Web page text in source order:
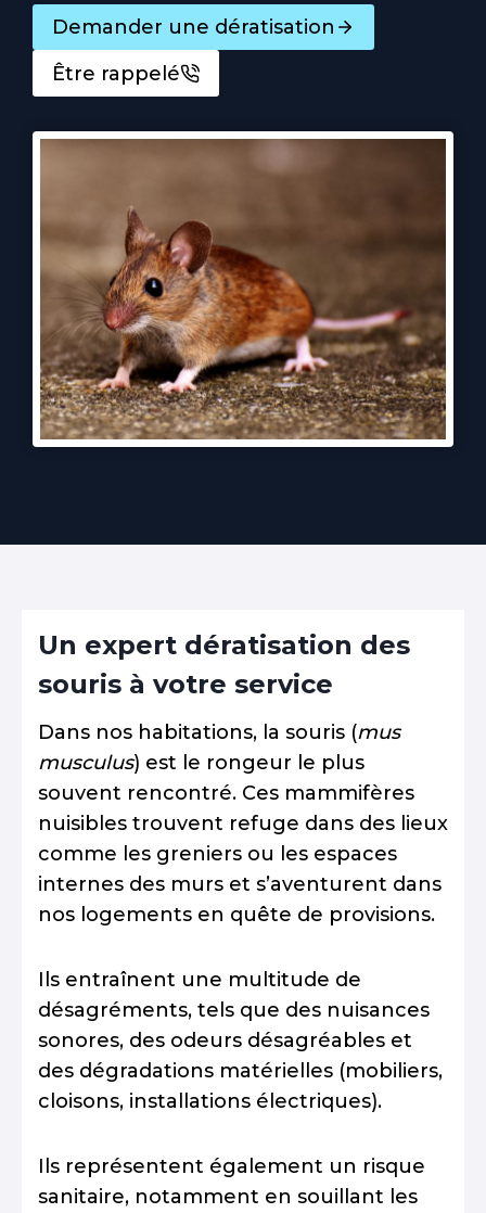
Demander une dératisation
Être rappelé
Un expert dératisation des
souris à votre service
Dans nos habitations, la souris (mus
musculus) est le rongeur le plus
souvent rencontré. Ces mammifères
nuisibles trouvent refuge dans des lieux
comme les greniers ou les espaces
internes des murs et s’aventurent dans
nos logements en quête de provisions.
Ils entraînent une multitude de
désagréments, tels que des nuisances
sonores, des odeurs désagréables et
des dégradations matérielles (mobiliers,
cloisons, installations électriques).
Ils représentent également un risque
sanitaire, notamment en souillant les